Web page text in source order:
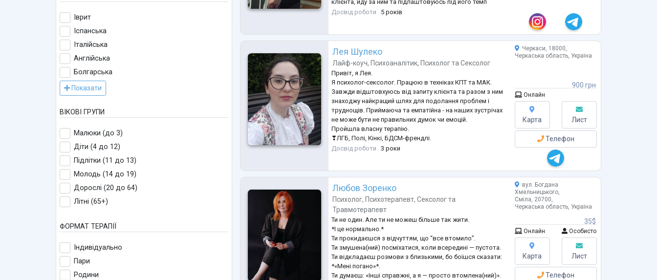
Іврит
Іспанська
Італійська
Англійська
Болгарська
Показати
ВІКОВІ ГРУПИ
Малюки (до 3)
Діти (4 до 12)
Підлітки (11 до 13)
Молодь (14 до 19)
Дорослі (20 до 64)
Літні (65+)
ФОРМАТ ТЕРАПІЇ
Індивідуально
Пари
Родини
клієнта, йду за ним та підлаштовуюсь під його темп
роботи.
реабілітації (реабілітаційне відділення...
Досвід роботи 5 років
Лея Шулеко
Лайф-коуч, Психоаналітик, ПсихологтаСексолог
Привіт, я Лея.
Я психолог-сексолог. Працюю в техніках КПТ та МАК.
Завжди відштовхуюсь від запиту клієнта та разом з ним
знаходжу найкращий шлях для подолання проблем і
труднощів. Приймаюча та емпатійна - на наших зустрічах
не може бути не правильних думок чи емоцій.
Пройшла власну терапію.
❣ЛГБ, Полі, Кінкі, БДСМ-френдлі.
Зараз закінчую магістратуру зі спеціальності
зі спеціальності "Сексолог"
Навчалася в Psy brain school:
Досвід роботи 3 роки
900 грн
Черкаси, 18000,
Черкаська область, Україна
Онлайн
Карта Лист
Телефон
Любов Зоренко
Психолог, Психотерапевт,Сексологта
Травмотерапевт
Ти не один. Але ти не можеш більше так жити.
*І це нормально.*
Ти прокидаєшся з відчуттям, що “все втомило”.
Ти змушена(ний) посміхатися, коли всередині — пустота.
Ти відкладаєш розмови з близькими, бо боїшся сказати:
*«Мені погано»*.
Ти думаєш: «Інші справжні, а я — просто втомлена(ний)».
35$
вул. Богдана
Хмельницького,
Сміла, 20700,
Черкаська область, Україна
Онлайн Особисто
Карта Лист
Телефон